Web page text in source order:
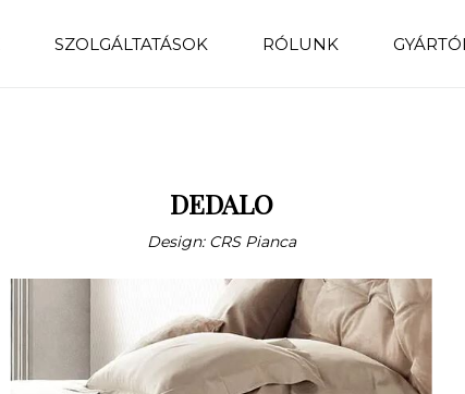
SZOLGÁLTATÁSOK RÓLUNK
DEDALO
Design: CRS Pianca